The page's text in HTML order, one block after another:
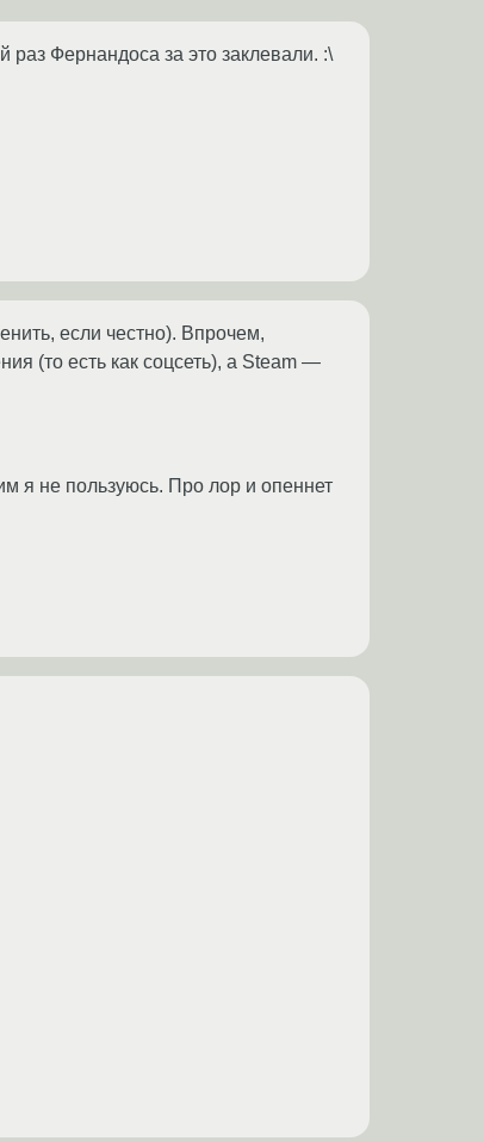
Фернандоса за это заклевали. :\
если честно). Впрочем,
(то есть как соцсеть), а Steam —
я не пользуюсь. Про лор и опеннет